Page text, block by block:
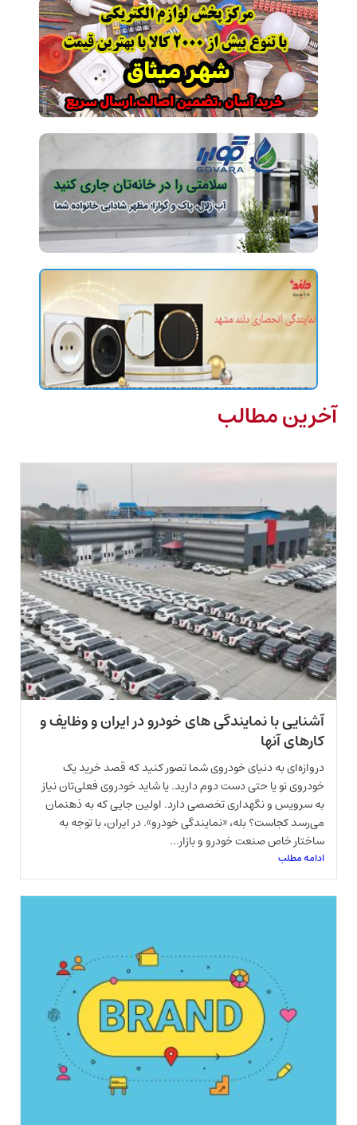
آخرین مطالب
آشنایی با نمایندگی های خودرو در ایران و وظایف و
کارهای آنها
دروازه‌ای به دنیای خودروی شما تصور کنید که قصد خرید یک
خودروی نو یا حتی دست دوم دارید. یا شاید خودروی فعلی‌تان نیاز
به سرویس و نگهداری تخصصی دارد. اولین جایی که به ذهنمان
می‌رسد کجاست؟ بله، «نمایندگی خودرو». در ایران، با توجه به
ساختار خاص صنعت خودرو و بازار...
ادامه مطلب